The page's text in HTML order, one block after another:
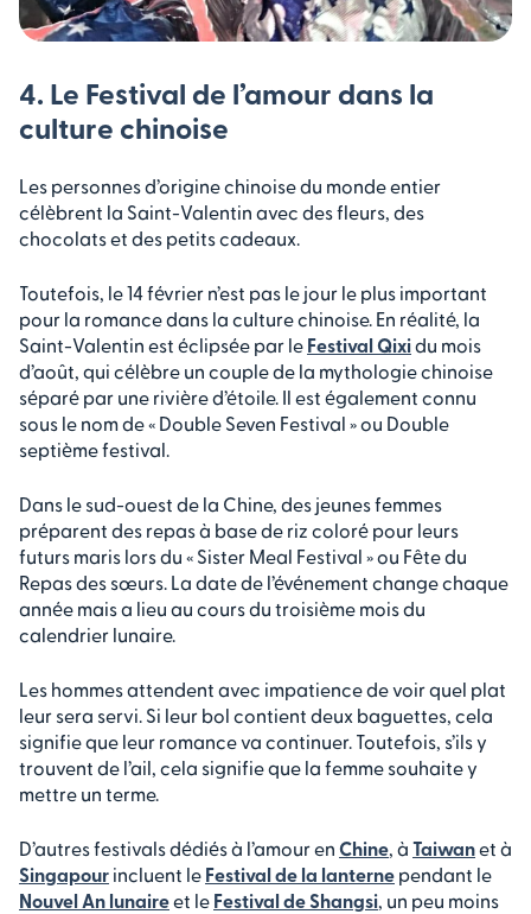
4. Le Festival de l’amour dans la
culture chinoise
Les personnes d’origine chinoise du monde entier
célèbrent la Saint-Valentin avec des fleurs, des
chocolats et des petits cadeaux.
Toutefois, le 14 février n’est pas le jour le plus important
pour la romance dans la culture chinoise. En réalité, la
Saint-Valentin est éclipsée par le Festival Qixidu mois
d’août, qui célèbre un couple de la mythologie chinoise
séparé par une rivière d’étoile. Il est également connu
sous le nom de « Double Seven Festival » ou Double
septième festival.
Dans le sud-ouest de la Chine, des jeunes femmes
préparent des repas à base de riz coloré pour leurs
futurs maris lors du « Sister Meal Festival » ou Fête du
Repas des sœurs. La date de l’événement change chaque
année mais a lieu au cours du troisième mois du
calendrier lunaire.
Les hommes attendent avec impatience de voir quel plat
leur sera servi. Si leur bol contient deux baguettes, cela
signifie que leur romance va continuer. Toutefois, s’ils y
trouvent de l’ail, cela signifie que la femme souhaite y
mettre un terme.
D’autres festivals dédiés à l’amour en Chine, à Taiwanet à
Singapour incluent le Festival de la lanterne pendant le
Nouvel An lunaireet le Festival de Shangsi, un peu moins